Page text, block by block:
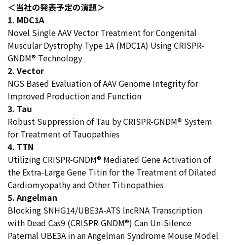
＜当社の発表予定の演題＞
1. MDC1A
Novel Single AAV Vector Treatment for Congenital
Muscular Dystrophy Type 1A (MDC1A) Using CRISPR-
GNDM® Technology
2. Vector
NGS Based Evaluation of AAV Genome Integrity for
Improved Production and Function
3. Tau
Robust Suppression of Tau by CRISPR-GNDM® System
for Treatment of Tauopathies
4. TTN
Utilizing CRISPR-GNDM® Mediated Gene Activation of
the Extra-Large Gene Titin for the Treatment of Dilated
Cardiomyopathy and Other Titinopathies
5. Angelman
Blocking SNHG14/UBE3A-ATS lncRNA Transcription
with Dead Cas9 (CRISPR-GNDM®) Can Un-Silence
Paternal UBE3A in an Angelman Syndrome Mouse Model